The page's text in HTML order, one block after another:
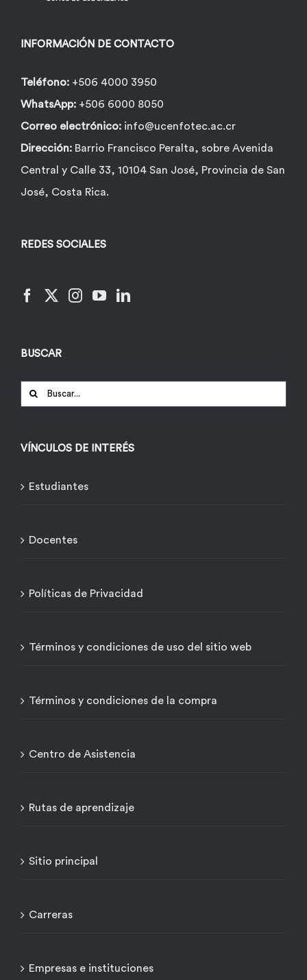
INFORMACIÓN DE CONTACTO
Teléfono: +506 4000 3950
WhatsApp: +506 6000 8050
Correo electrónico: info@ucenfotec.ac.cr
Dirección: Barrio Francisco Peralta, sobre Avenida
Central y Calle 33, 10104 San José, Provincia de San
José, Costa Rica.
REDES SOCIALES
BUSCAR
Buscar:
VÍNCULOS DE INTERÉS
Estudiantes
Docentes
Políticas de Privacidad
Términos y condiciones de uso del sitio web
Términos y condiciones de la compra
Centro de Asistencia
Rutas de aprendizaje
Sitio principal
Carreras
Empresas e instituciones